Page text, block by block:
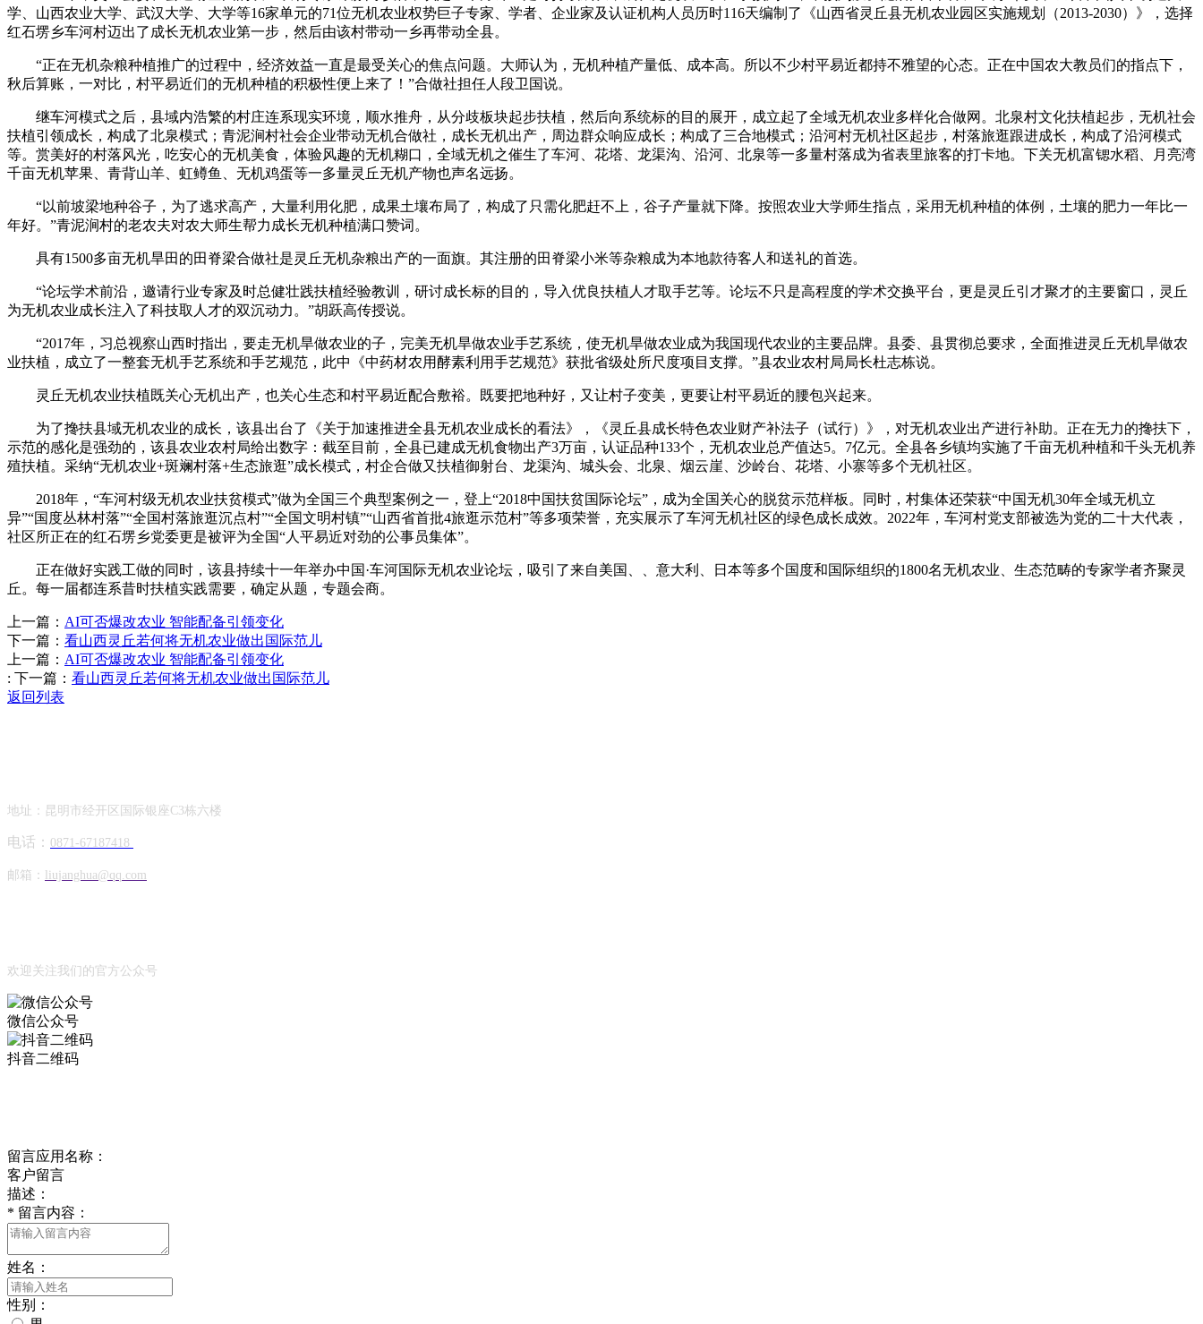
学、山西农业大学、武汉大学、大学等16家单元的71位无机农业权势巨子专家、学者、企业家及认证机构人员历时116天编制了《山西省灵丘县无机农业园区实施规划（2013-2030）》，选择
红石塄乡车河村迈出了成长无机农业第一步，然后由该村带动一乡再带动全县。
“正在无机杂粮种植推广的过程中，经济效益一直是最受关心的焦点问题。大师认为，无机种植产量低、成本高。所以不少村平易近都持不雅望的心态。正在中国农大教员们的指点下，
秋后算账，一对比，村平易近们的无机种植的积极性便上来了！”合做社担任人段卫国说。
继车河模式之后，县域内浩繁的村庄连系现实环境，顺水推舟，从分歧板块起步扶植，然后向系统标的目的展开，成立起了全域无机农业多样化合做网。北泉村文化扶植起步，无机社会
扶植引领成长，构成了北泉模式；青泥涧村社会企业带动无机合做社，成长无机出产，周边群众响应成长；构成了三合地模式；沿河村无机社区起步，村落旅逛跟进成长，构成了沿河模式
等。赏美好的村落风光，吃安心的无机美食，体验风趣的无机糊口，全域无机之催生了车河、花塔、龙渠沟、沿河、北泉等一多量村落成为省表里旅客的打卡地。下关无机富锶水稻、月亮湾
千亩无机苹果、青背山羊、虹鳟鱼、无机鸡蛋等一多量灵丘无机产物也声名远扬。
“以前坡梁地种谷子，为了逃求高产，大量利用化肥，成果土壤布局了，构成了只需化肥赶不上，谷子产量就下降。按照农业大学师生指点，采用无机种植的体例，土壤的肥力一年比一
年好。”青泥涧村的老农夫对农大师生帮力成长无机种植满口赞词。
具有1500多亩无机旱田的田脊梁合做社是灵丘无机杂粮出产的一面旗。其注册的田脊梁小米等杂粮成为本地款待客人和送礼的首选。
“论坛学术前沿，邀请行业专家及时总健壮践扶植经验教训，研讨成长标的目的，导入优良扶植人才取手艺等。论坛不只是高程度的学术交换平台，更是灵丘引才聚才的主要窗口，灵丘
为无机农业成长注入了科技取人才的双沉动力。”胡跃高传授说。
“2017年，习总视察山西时指出，要走无机旱做农业的子，完美无机旱做农业手艺系统，使无机旱做农业成为我国现代农业的主要品牌。县委、县贯彻总要求，全面推进灵丘无机旱做农
业扶植，成立了一整套无机手艺系统和手艺规范，此中《中药材农用酵素利用手艺规范》获批省级处所尺度项目支撑。”县农业农村局局长杜志栋说。
灵丘无机农业扶植既关心无机出产，也关心生态和村平易近配合敷裕。既要把地种好，又让村子变美，更要让村平易近的腰包兴起来。
为了搀扶县域无机农业的成长，该县出台了《关于加速推进全县无机农业成长的看法》，《灵丘县成长特色农业财产补法子（试行）》，对无机农业出产进行补助。正在无力的搀扶下，
示范的感化是强劲的，该县农业农村局给出数字：截至目前，全县已建成无机食物出产3万亩，认证品种133个，无机农业总产值达5。7亿元。全县各乡镇均实施了千亩无机种植和千头无机养
殖扶植。采纳“无机农业+斑斓村落+生态旅逛”成长模式，村企合做又扶植御射台、龙渠沟、城头会、北泉、烟云崖、沙岭台、花塔、小寨等多个无机社区。
2018年，“车河村级无机农业扶贫模式”做为全国三个典型案例之一，登上“2018中国扶贫国际论坛”，成为全国关心的脱贫示范样板。同时，村集体还荣获“中国无机30年全域无机立
异”“国度丛林村落”“全国村落旅逛沉点村”“全国文明村镇”“山西省首批4旅逛示范村”等多项荣誉，充实展示了车河无机社区的绿色成长成效。2022年，车河村党支部被选为党的二十大代表，
社区所正在的红石塄乡党委更是被评为全国“人平易近对劲的公事员集体”。
正在做好实践工做的同时，该县持续十一年举办中国·车河国际无机农业论坛，吸引了来自美国、、意大利、日本等多个国度和国际组织的1800名无机农业、生态范畴的专家学者齐聚灵
丘。每一届都连系昔时扶植实践需要，确定从题，专题会商。
上一篇： AI可否爆改农业 智能配备引领变化
下一篇： 看山西灵丘若何将无机农业做出国际范儿
上一篇： AI可否爆改农业 智能配备引领变化
: 下一篇： 看山西灵丘若何将无机农业做出国际范儿
返回列表
地址：昆明市经开区国际银座C3栋六楼
电话： 0871-67187418
邮箱： liujanghua@qq.com
欢迎关注我们的官方公众号
微信公众号
抖音二维码
留言应用名称：
客户留言
描述：
* 留言内容：
姓名：
性别：